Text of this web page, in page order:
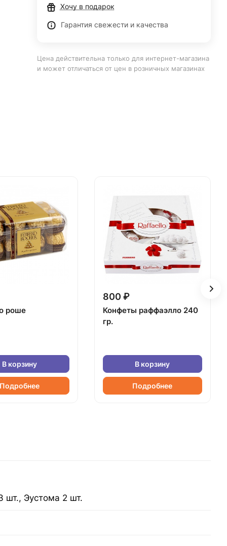
Хочу в подарок
Гарантия свежести и качества
Цена действительна только для интернет-магазина
и может отличаться от цен в розничных магазинах
роше
В корзину
800 ₽
Конфеты раффаэлло 240
гр.
В корзину
Подробнее
шт., Эустома 2 шт.